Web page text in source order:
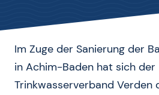
Im Zuge der Sanierung der
in Achim-Baden hat sich der
Trinkwasserverband Verden